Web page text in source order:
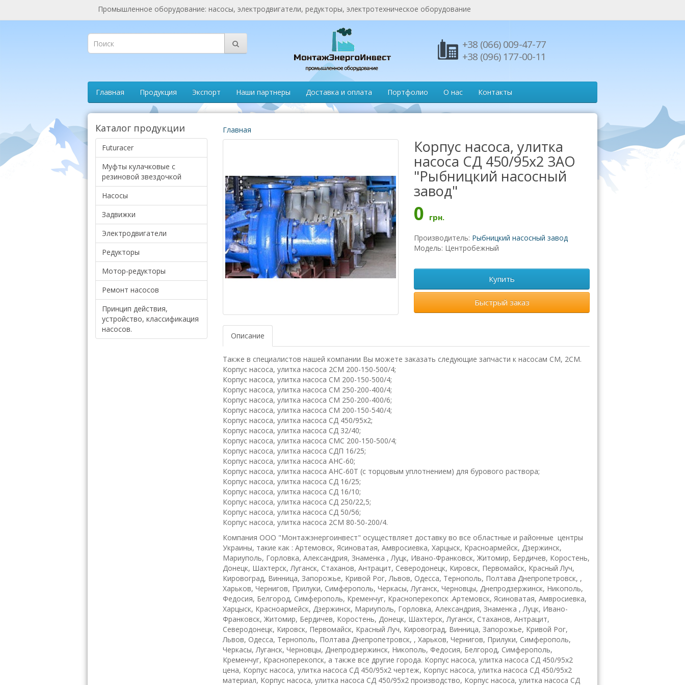
Промышленное оборудование: насосы, электродвигатели, редукторы, электротехническое оборудование
+38 (066) 009-47-77
+38 (096) 177-00-11
Главная Продукция Экспорт Наши партнеры Доставка и оплата Портфолио О нас Контакты
Каталог продукции
Futuracer
Муфты кулачковые с
резиновой звездочкой
Насосы
Задвижки
Электродвигатели
Редукторы
Мотор-редукторы
Ремонт насосов
Принцип действия,
устройство, классификация
насосов.
Главная
Корпус насоса, улитка
насоса СД 450/95х2 ЗАО
"Рыбницкий насосный
завод"
0 грн.
Производитель: Рыбницкий насосный завод
Модель: Центробежный
Купить
Быстрый заказ
Описание
Также в специалистов нашей компании Вы можете заказать следующие запчасти к насосам СМ, 2СМ.
Корпус насоса, улитка насоса 2СМ 200-150-500/4;
Корпус насоса, улитка насоса СМ 200-150-500/4;
Корпус насоса, улитка насоса СМ 250-200-400/4;
Корпус насоса, улитка насоса СМ 250-200-400/6;
Корпус насоса, улитка насоса СМ 200-150-540/4;
Корпус насоса, улитка насоса СД 450/95х2;
Корпус насоса, улитка насоса СД 32/40;
Корпус насоса, улитка насоса СМС 200-150-500/4;
Корпус насоса, улитка насоса СДП 16/25;
Корпус насоса, улитка насоса АНС-60;
Корпус насоса, улитка насоса АНС-60Т (с торцовым уплотнением) для бурового раствора;
Корпус насоса, улитка насоса СД 16/25;
Корпус насоса, улитка насоса СД 16/10;
Корпус насоса, улитка насоса СД 250/22,5;
Корпус насоса, улитка насоса СД 50/56;
Корпус насоса, улитка насоса 2СМ 80-50-200/4.
Компания ООО "Монтажэнергоинвест" осуществляет доставку во все областные и районные центры
Украины, такие как : Артемовск, Ясиноватая, Амвросиевка, Харцыск, Красноармейск, Дзержинск,
Мариуполь, Горловка, Александрия, Знаменка , Луцк, Ивано-Франковск, Житомир, Бердичев, Коростень,
Донецк, Шахтерск, Луганск, Стаханов, Антрацит, Северодонецк, Кировск, Первомайск, Красный Луч,
Кировоград, Винница, Запорожье, Кривой Рог, Львов, Одесса, Тернополь, Полтава Днепропетровск, ,
Харьков, Чернигов, Прилуки, Симферополь, Черкасы, Луганск, Черновцы, Днепродзержинск, Никополь,
Федосия, Белгород, Симферополь, Кременчуг, Красноперекопск .Артемовск, Ясиноватая, Амвросиевка,
Харцыск, Красноармейск, Дзержинск, Мариуполь, Горловка, Александрия, Знаменка , Луцк, Ивано-
Франковск, Житомир, Бердичев, Коростень, Донецк, Шахтерск, Луганск, Стаханов, Антрацит,
Северодонецк, Кировск, Первомайск, Красный Луч, Кировоград, Винница, Запорожье, Кривой Рог,
Львов, Одесса, Тернополь, Полтава Днепропетровск, , Харьков, Чернигов, Прилуки, Симферополь,
Черкасы, Луганск, Черновцы, Днепродзержинск, Никополь, Федосия, Белгород, Симферополь,
Кременчуг, Красноперекопск, а также все другие города. Корпус насоса, улитка насоса СД 450/95х2
цена, Корпус насоса, улитка насоса СД 450/95х2 чертеж, Корпус насоса, улитка насоса СД 450/95х2
материал, Корпус насоса, улитка насоса СД 450/95х2 производство, Корпус насоса, улитка насоса СД